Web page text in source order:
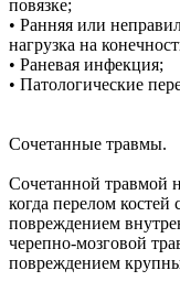
повязке;
• Ранняя или
нагрузка на
• Раневая инфекция;
• Патологические
Сочетанные травмы.
Сочетанной травмой
когда перелом костей
повреждением
черепно-мозговой
повреждением